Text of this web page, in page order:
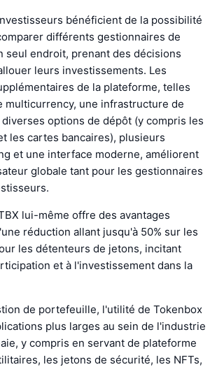
bénéficient de la possibilité
différents gestionnaires de
seul endroit, prenant des décisions
leurs investissements. Les
de la plateforme, telles
multicurrency, une infrastructure de
options de dépôt (y compris les
les cartes bancaires), plusieurs
et une interface moderne, améliorent
globale tant pour les gestionnaires
lui-même offre des avantages
réduction allant jusqu'à 50% sur les
les détenteurs de jetons, incitant
et à l'investissement dans la
de portefeuille, l'utilité de Tokenbox
plus larges au sein de l'industrie
y compris en servant de plateforme
les jetons de sécurité, les NFTs,